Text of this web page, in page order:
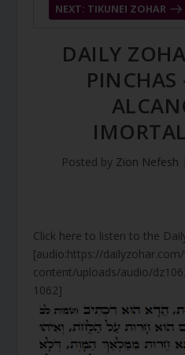
NEXT: TIKUNEI ZOHAR
DAILY
Posted by Zion Nefesh
Click here to listen to the
[audio:https://
content/uploads/audio/
1062]